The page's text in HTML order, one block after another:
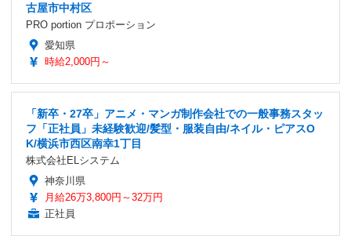
古屋市中村区
PRO portion プロポーション
愛知県
時給2,000円～
「新卒・27卒」アニメ・マンガ制作会社での一般事務スタッ
フ「正社員」未経験歓迎/髪型・服装自由/ネイル・ピアスO
K/横浜市西区南幸1丁目
株式会社ELシステム
神奈川県
月給26万3,800円～32万円
正社員